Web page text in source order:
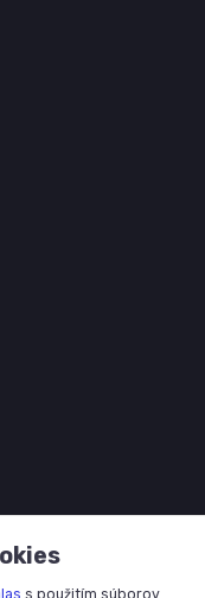
s použitím súborov